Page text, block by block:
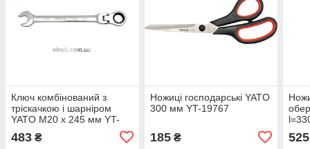
Ключ комбінований з
тріскачкою і шарніром
YATO М20 х 245 мм YT-
483 ₴
Ножиці господарські YATO
300 мм YT-19767
185₴ 525